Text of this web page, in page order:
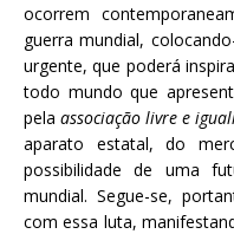
ocorrem
guerra mundial,
urgente, que poderá
todo mundo que
pelaassociação livre e
aparato estatal, do
possibilidade de uma
mundial. Segue-se,
com essa luta,